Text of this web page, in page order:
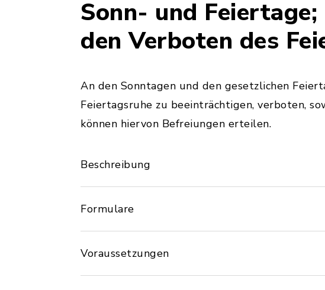
Sonn- und
den Verboten des
An den Sonntagen und den gesetzlichen
Feiertagsruhe zu beeinträchtigen, verboten,
können hiervon Befreiungen erteilen.
Beschreibung
Formulare
Voraussetzungen